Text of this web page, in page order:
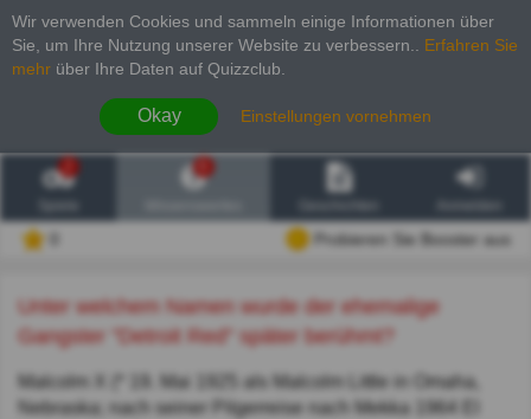
Wir verwenden Cookies und sammeln einige Informationen über
Sie, um Ihre Nutzung unserer Website zu verbessern.
Erfahren Sie
mehr über Ihre Daten auf Quizzclub.
Okay Einstellungen vornehmen
2
Probieren Sie Booster aus
Unter welchem Namen wurde der ehemalige
Gangster "Detroit Red" später berühmt?
Malcolm X (* 19. Mai 1925 als Malcolm Little in Omaha,
Nebraska; nach seiner Pilgerreise nach Mekka 1964 El